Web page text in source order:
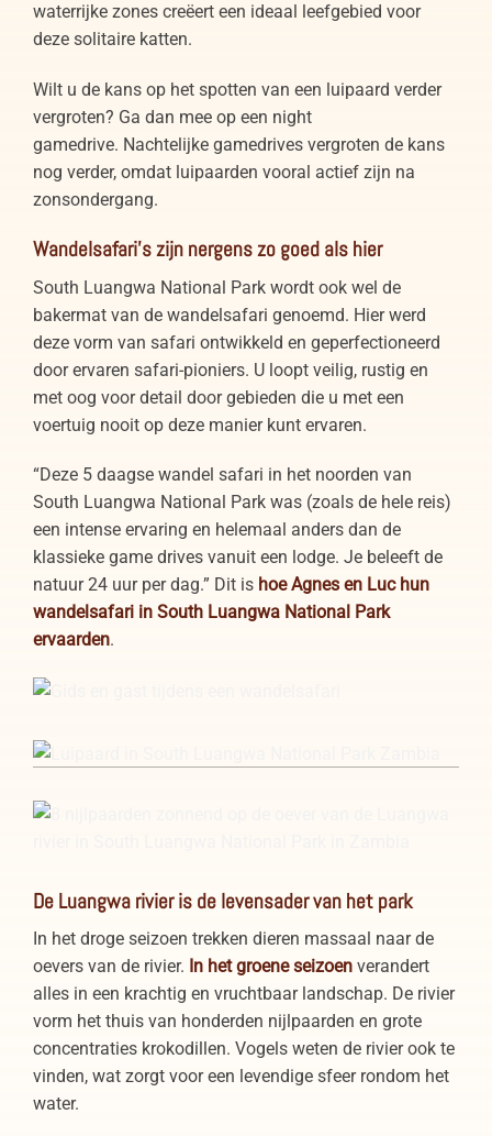
waterrijke zones creëert een ideaal leefgebied voor
deze solitaire katten.
Wilt u de kans op het spotten van een luipaard verder
vergroten? Ga dan mee op een night
gamedrive. Nachtelijke gamedrives vergroten de kans
nog verder, omdat luipaarden vooral actief zijn na
zonsondergang.
Wandelsafari’s zijn nergens zo goed als hier
South Luangwa National Park wordt ook wel de
bakermat van de wandelsafari genoemd. Hier werd
deze vorm van safari ontwikkeld en geperfectioneerd
door ervaren safari-pioniers. U loopt veilig, rustig en
met oog voor detail door gebieden die u met een
voertuig nooit op deze manier kunt ervaren.
“Deze 5 daagse wandel safari in het noorden van
South Luangwa National Park was (zoals de hele reis)
een intense ervaring en helemaal anders dan de
klassieke game drives vanuit een lodge. Je beleeft de
natuur 24 uur per dag.” Dit is hoe Agnes en Luc hun
wandelsafari in South Luangwa National Park
ervaarden.
National Park Zambia
De Luangwa rivier is de levensader van het park
In het droge seizoen trekken dieren massaal naar de
oevers van de rivier. In het groene seizoen verandert
alles in een krachtig en vruchtbaar landschap. De rivier
vorm het thuis van honderden nijlpaarden en grote
concentraties krokodillen. Vogels weten de rivier ook te
vinden, wat zorgt voor een levendige sfeer rondom het
water.